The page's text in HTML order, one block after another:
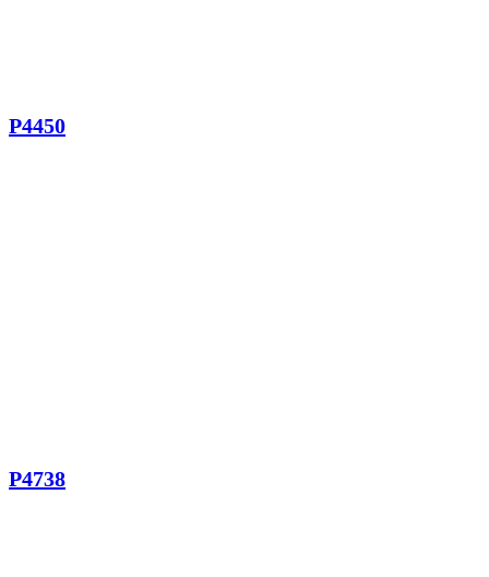
P4450
P4738